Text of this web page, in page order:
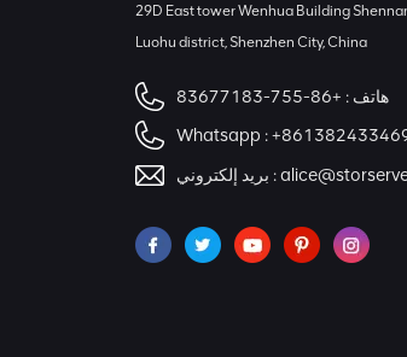
29D East tower Wenhua Building
Luohu district, Shenzhen City, China
هاتف : +86-755-83677183
Whatsapp :
بريد إلكتروني :